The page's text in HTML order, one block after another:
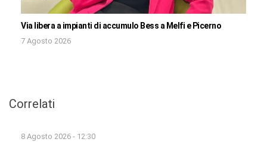
Via libera a impianti di accumulo Bess a Melfi e Picerno
7 Agosto 2026
Correlati
8 Agosto 2026 - 12:30